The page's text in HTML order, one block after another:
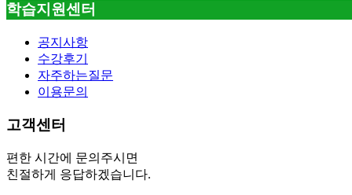
학습지원센터
공지사항
수강후기
자주하는질문
이용문의
고객센터
편한 시간에 문의주시면
친절하게 응답하겠습니다.